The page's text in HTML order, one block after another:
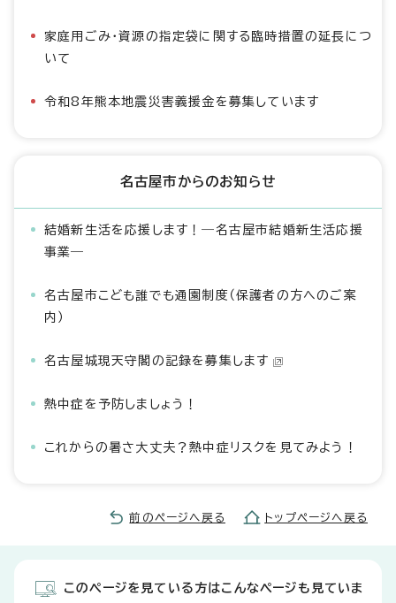
家庭用ごみ・資源の指定袋に関する臨時措置の延長につ
いて
令和8年熊本地震災害義援金を募集しています
名古屋市からのお知らせ
結婚新生活を応援します！―名古屋市結婚新生活応援
事業―
名古屋市こども誰でも通園制度（保護者の方へのご案
内）
名古屋城現天守閣の記録を募集します
熱中症を予防しましょう！
これからの暑さ大丈夫？熱中症リスクを見てみよう！
前のページへ戻る トップページへ戻る
このページを見ている方はこんなページも見ていま